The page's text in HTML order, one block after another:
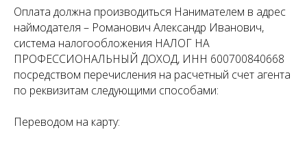
Оплата должна производиться Нанимателем в адрес
наймодателя – Романович Александр Иванович,
система налогообложения НАЛОГ НА
ПРОФЕССИОНАЛЬНЫЙ ДОХОД, ИНН 600700840668
посредством перечисления на расчетный счет агента
по реквизитам следующими способами:
Переводом на карту: